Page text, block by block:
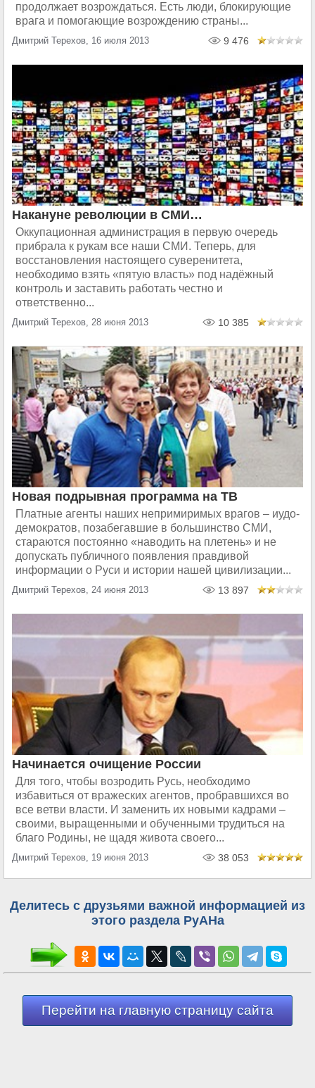
продолжает возрождаться. Есть люди, блокирующие
врага и помогающие возрождению страны...
Дмитрий Терехов, 16 июля 2013 9 476
Накануне революции в СМИ…
Оккупационная администрация в первую очередь
прибрала к рукам все наши СМИ. Теперь, для
восстановления настоящего суверенитета,
необходимо взять «пятую власть» под надёжный
контроль и заставить работать честно и
ответственно...
Дмитрий Терехов, 28 июня 2013 10 385
Новая подрывная программа на ТВ
Платные агенты наших непримиримых врагов – иудо-
демократов, позабегавшие в большинство СМИ,
стараются постоянно «наводить на плетень» и не
допускать публичного появления правдивой
информации о Руси и истории нашей цивилизации...
Дмитрий Терехов, 24 июня 2013 13 897
Начинается очищение России
Для того, чтобы возродить Русь, необходимо
избавиться от вражеских агентов, пробравшихся во
все ветви власти. И заменить их новыми кадрами –
своими, выращенными и обученными трудиться на
благо Родины, не щадя живота своего...
Дмитрий Терехов, 19 июня 2013 38 053
Делитесь с друзьями важной информацией из
этого раздела РуАНа
Перейти на главную страницу сайта